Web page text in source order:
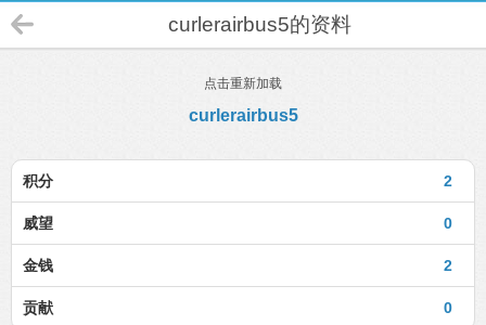
curlerairbus5的资料
点击重新加载
curlerairbus5
2
积分
0
威望
2
金钱
0
贡献